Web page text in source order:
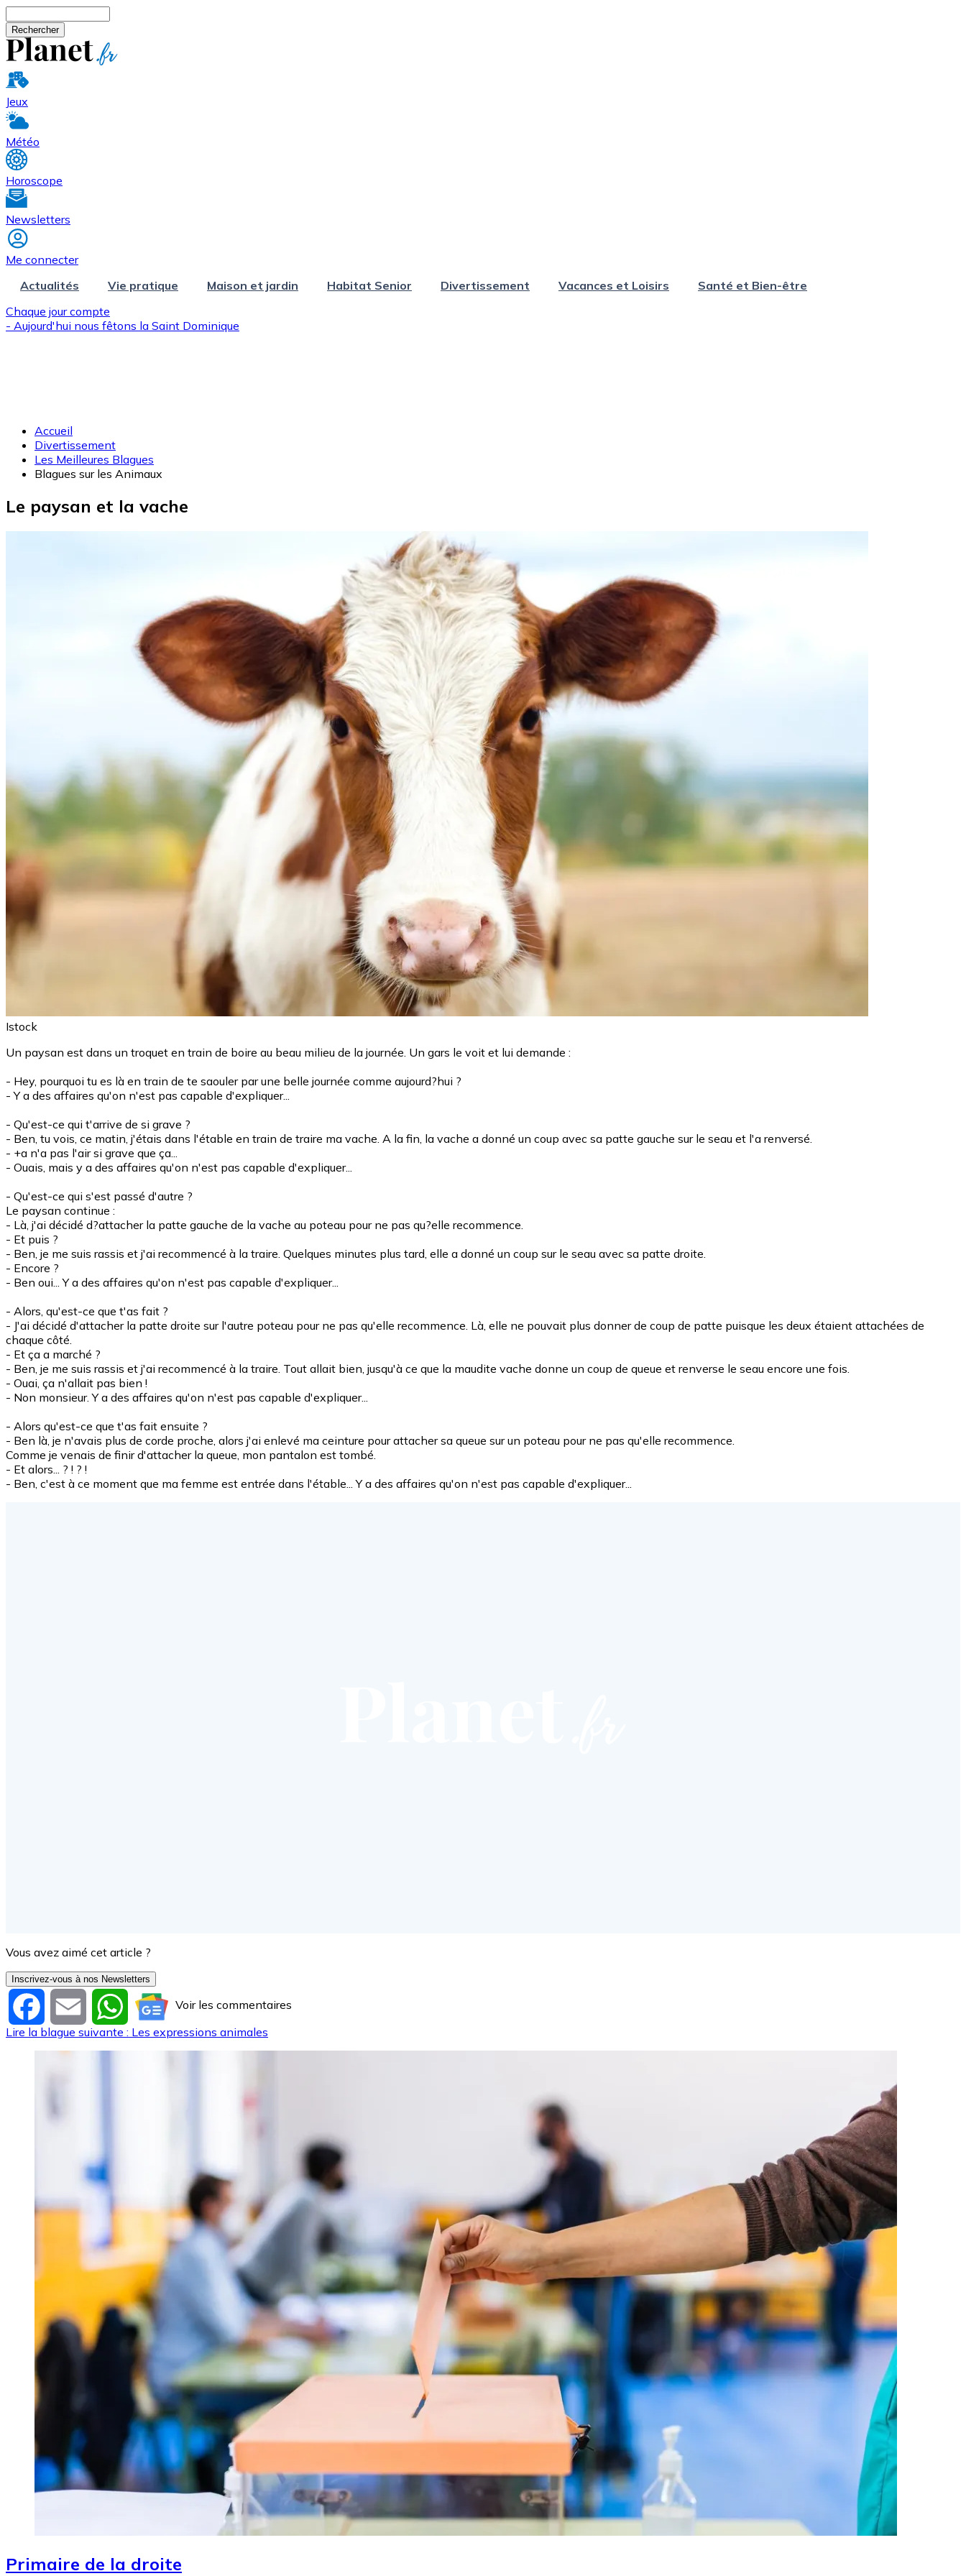
Jeux
Météo
Horoscope
Newsletters
Me connecter
Actualités
Vie pratique Maison et jardin Habitat Senior Divertissement Vacances et Loisirs
Santé et Bien-être
Chaque jour compte
- Aujourd'hui nous fêtons la Saint Dominique
Accueil
Divertissement
Les Meilleures Blagues
Blagues sur les Animaux
Le paysan et la vache
Istock
Un paysan est dans un troquet en train de boire au beau milieu de la journée. Un gars le voit et lui demande :
- Hey, pourquoi tu es là en train de te saouler par une belle journée comme aujourd?hui ?
- Y a des affaires qu'on n'est pas capable d'expliquer...
- Qu'est-ce qui t'arrive de si grave ?
- Ben, tu vois, ce matin, j'étais dans l'étable en train de traire ma vache. A la fin, la vache a donné un coup avec sa patte gauche sur le seau et l'a renversé.
- +a n'a pas l'air si grave que ça...
- Ouais, mais y a des affaires qu'on n'est pas capable d'expliquer...
- Qu'est-ce qui s'est passé d'autre ?
Le paysan continue :
- Là, j'ai décidé d?attacher la patte gauche de la vache au poteau pour ne pas qu?elle recommence.
- Et puis ?
- Ben, je me suis rassis et j'ai recommencé à la traire. Quelques minutes plus tard, elle a donné un coup sur le seau avec sa patte droite.
- Encore ?
- Ben oui... Y a des affaires qu'on n'est pas capable d'expliquer...
- Alors, qu'est-ce que t'as fait ?
- J'ai décidé d'attacher la patte droite sur l'autre poteau pour ne pas qu'elle recommence. Là, elle ne pouvait plus donner de coup de patte puisque les deux étaient attachées de
chaque côté.
- Et ça a marché ?
- Ben, je me suis rassis et j'ai recommencé à la traire. Tout allait bien, jusqu'à ce que la maudite vache donne un coup de queue et renverse le seau encore une fois.
- Ouai, ça n'allait pas bien !
- Non monsieur. Y a des affaires qu'on n'est pas capable d'expliquer...
- Alors qu'est-ce que t'as fait ensuite ?
- Ben là, je n'avais plus de corde proche, alors j'ai enlevé ma ceinture pour attacher sa queue sur un poteau pour ne pas qu'elle recommence.
Comme je venais de finir d'attacher la queue, mon pantalon est tombé.
- Et alors... ? ! ? !
- Ben, c'est à ce moment que ma femme est entrée dans l'étable... Y a des affaires qu'on n'est pas capable d'expliquer...
Vous avez aimé cet article ?
Inscrivez-vous à nos Newsletters
Facebook Email WhatsAppVoir les commentaires
Lire la blague suivante : Les expressions animales
Image
Primaire de la droite